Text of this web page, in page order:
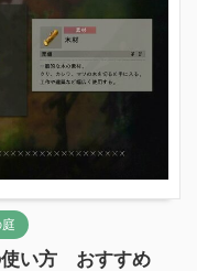
使い方 おすすめ